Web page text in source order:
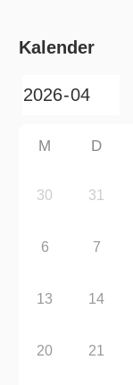
Kalender
M D
30 31
6 7
13 14
20 21